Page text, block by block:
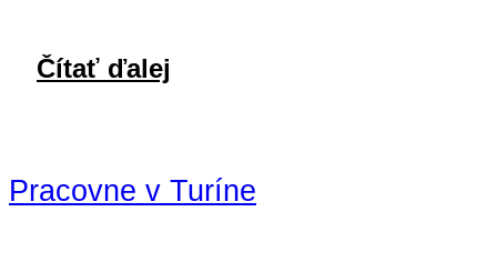
Čítať ďalej
Pracovne v Turíne